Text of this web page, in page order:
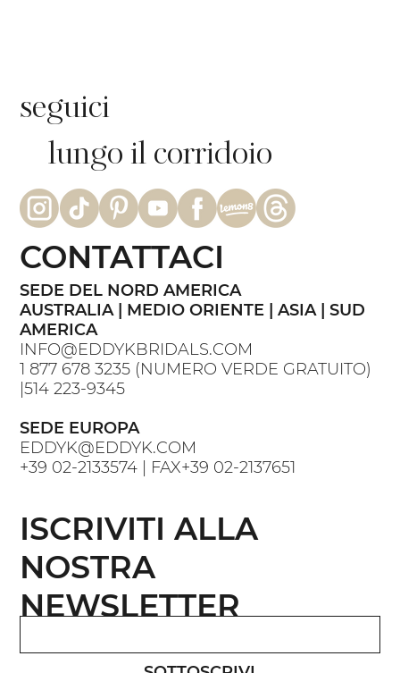
seguici
lungo il corridoio
SEDE DEL NORD AMERICA
AUSTRALIA | MEDIO ORIENTE | ASIA | SUD
AMERICA
INFO@EDDYKBRIDALS.COM
1 877 678 3235 (NUMERO VERDE GRATUITO)
|514 223-9345
SEDE EUROPA
EDDYK@EDDYK.COM
+39 02-2133574 | FAX+39 02-2137651
CONTATTACI
ISCRIVITI ALLA
NOSTRA
NEWSLETTER